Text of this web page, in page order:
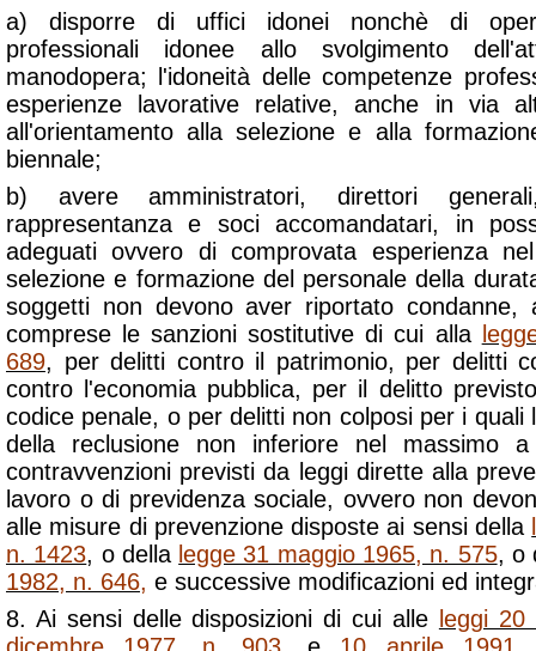
a) disporre di uffici idonei nonchè di
professionali idonee allo svolgimento
manodopera; l'idoneità delle competenze
esperienze lavorative relative, anche in via
all'orientamento alla selezione e alla
biennale;
b) avere amministratori, direttori
rappresentanza e soci accomandatari, in
adeguati ovvero di comprovata esperienza
selezione e formazione del personale della
soggetti non devono aver riportato condanne,
comprese le sanzioni sostitutive di cui alla
689, per delitti contro il patrimonio, per delitti
contro l'economia pubblica, per il delitto
codice penale, o per delitti non colposi per i quali
della reclusione non inferiore nel massimo
contravvenzioni previsti da leggi dirette alla
lavoro o di previdenza sociale, ovvero non
alle misure di prevenzione disposte ai sensi della
n. 1423, o della legge 31 maggio 1965, n. 575, o
1982, n. 646, e successive modificazioni ed
8. Ai sensi delle disposizioni di cui alle leggi